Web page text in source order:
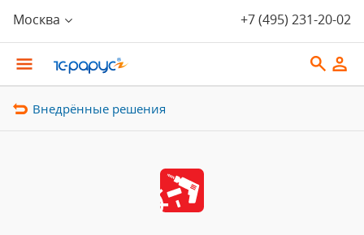
Москва +7 (495) 231-20-02
Внедрённые решения